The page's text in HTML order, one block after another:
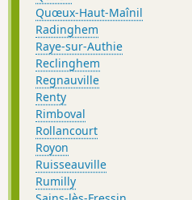
Quœux-Haut-Maînil
Radinghem
Raye-sur-Authie
Reclinghem
Regnauville
Renty
Rimboval
Rollancourt
Royon
Ruisseauville
Rumilly